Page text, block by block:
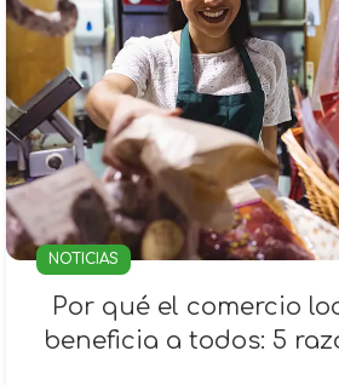
NOTICIAS
Por qué el comercio
beneficia a todos: 5